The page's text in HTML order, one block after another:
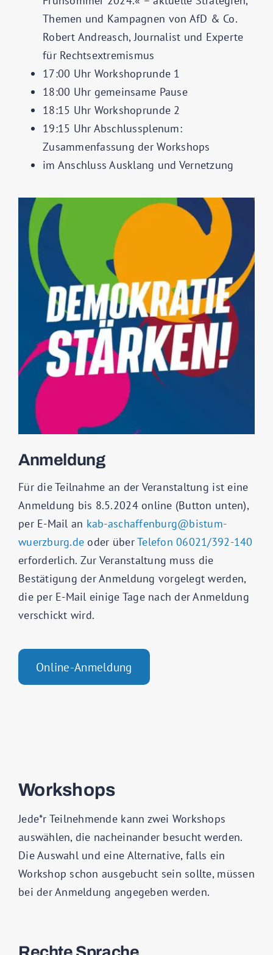
Themen und Kampagnen von AfD & Co.
Robert Andreasch, Journalist und Experte
für Rechtsextremismus
17:00 Uhr Workshoprunde 1
18:00 Uhr gemeinsame Pause
18:15 Uhr Workshoprunde 2
19:15 Uhr Abschlussplenum:
Zusammenfassung der Workshops
im Anschluss Ausklang und Vernetzung
Anmeldung
Für die Teilnahme an der Veranstaltung ist eine
Anmeldung bis 8.5.2024 online (Button unten),
per E-Mail an kab-aschaffenburg@bistum-
wuerzburg.de oder überTelefon 06021/392-140
erforderlich. Zur Veranstaltung muss die
Bestätigung der Anmeldung vorgelegt werden,
die per E-Mail einige Tage nach der Anmeldung
verschickt wird.
Online-Anmeldung
Workshops
Jede*r Teilnehmende kann zwei Workshops
auswählen, die nacheinander besucht werden.
Die Auswahl und eine Alternative, falls ein
Workshop schon ausgebucht sein sollte, müssen
bei der Anmeldung angegeben werden.